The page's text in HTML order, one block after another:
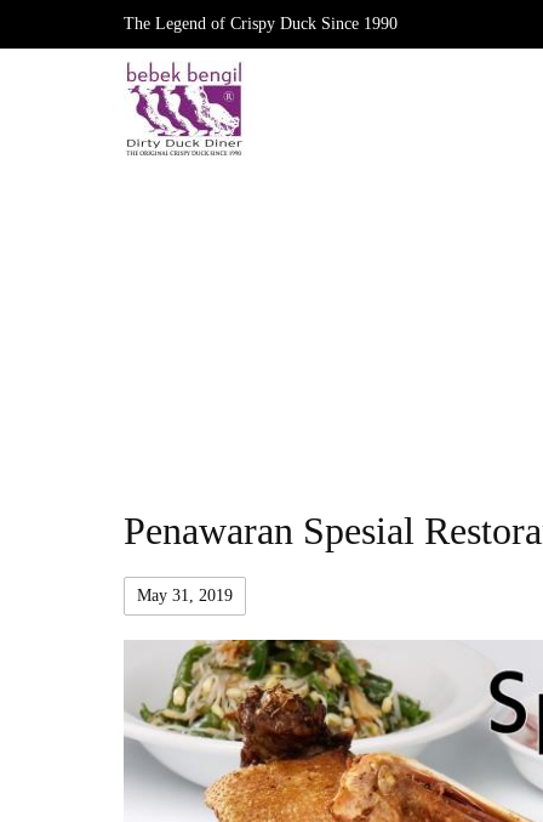
The Legend of Crispy Duck Since 1990
Penawaran Spesial
May 31, 2019